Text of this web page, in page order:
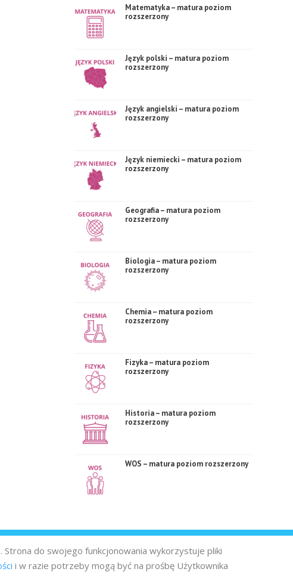
Matematyka – matura poziom
rozszerzony
Język polski – matura poziom
rozszerzony
Język angielski – matura poziom
rozszerzony
Język niemiecki – matura poziom
rozszerzony
Geografia – matura poziom
rozszerzony
Biologia – matura poziom
rozszerzony
Chemia – matura poziom
rozszerzony
Fizyka – matura poziom
rozszerzony
Historia – matura poziom
rozszerzony
WOS – matura poziom rozszerzony
do swojego funkcjonowania wykorzystuje pliki
i w razie potrzeby mogą być na prośbę Użytkownika